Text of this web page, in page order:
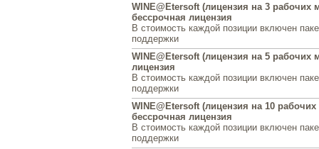
WINE@Etersoft (лицензия на 3 рабочих
бессрочная лицензия
В стоимость каждой позиции включен
поддержки
WINE@Etersoft (лицензия на 5 рабочих
лицензия
В стоимость каждой позиции включен
поддержки
WINE@Etersoft (лицензия на 10 рабочих
бессрочная лицензия
В стоимость каждой позиции включен
поддержки